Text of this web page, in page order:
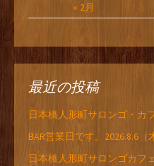
« 2月
最近の投稿
日本橋人形町サロンゴ・
BAR営業日です。2026.8.6（
日本橋人形町サロンゴカフ